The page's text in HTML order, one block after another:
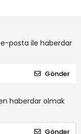
posta ile haberdar
Gönder
haberdar olmak
Gönder